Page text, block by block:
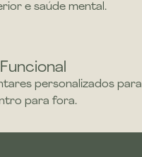
e saúde mental.
personalizados para
para fora.